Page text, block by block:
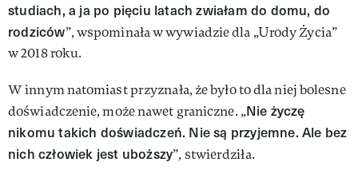
studiach, a ja po pięciu latach zwiałam do domu, do
rodziców”, wspominała w wywiadzie dla „Urody Życia”
w 2018 roku.
W innym natomiast przyznała, że było to dla niej bolesne
doświadczenie, może nawet graniczne. „Nie życzę
nikomu takich doświadczeń. Nie są przyjemne. Ale bez
nich człowiek jest uboższy”, stwierdziła.